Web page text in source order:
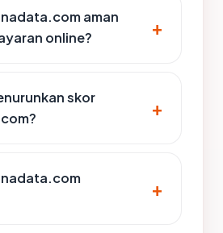
aman
online?
skor